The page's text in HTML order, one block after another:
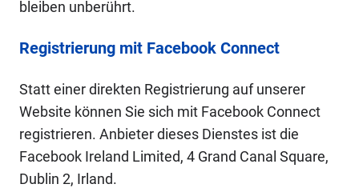
bleiben unberührt.
Registrierung mit Facebook Connect
Statt einer direkten Registrierung auf unserer
Website können Sie sich mit Facebook Connect
registrieren. Anbieter dieses Dienstes ist die
Facebook Ireland Limited, 4 Grand Canal Square,
Dublin 2, Irland.